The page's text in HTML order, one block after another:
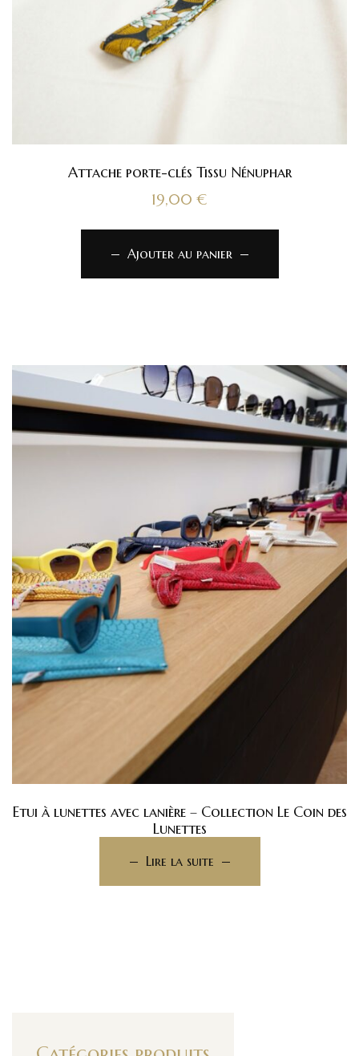
Attache porte-clés Tissu Nénuphar
19,00 €
Ajouter au panier
Etui à lunettes avec lanière – Collection Le Coin des
Lunettes
Lire la suite